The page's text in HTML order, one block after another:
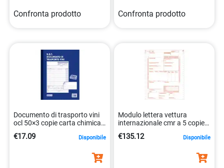
Confronta prodotto Confronta prodotto
Documento di trasporto vini
ocl 50×3 copie carta chimica
€17.09 Disponibile
Modulo lettera vettura
internazionale cmr a 5 copie
€135.12 Disponibile